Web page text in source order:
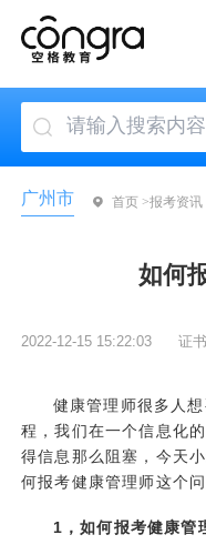
广州市 首页 >报考资讯
如何
2022-12-15 15:22:03 证
健康管理师很多人
程，我们在一个信息化
得信息那么阻塞，今天
何报考健康管理师这个问
1，如何报考健康管